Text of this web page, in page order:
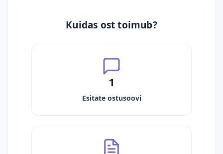
Kuidas ost toimub?
1
Esitate ostusoovi